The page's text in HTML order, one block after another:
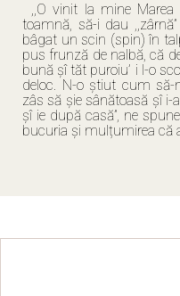
,,O vinit la mine Marea
toamnă, să-i dau
bâgat un scin (spin) în
pus frunză de nalbă, că
bună șî tăt puroiu’ i l-o
deloc. N-o știut cum
zâs să șie sânătoasă șî
șî ie după casă”, ne
bucuria și mulțumirea că